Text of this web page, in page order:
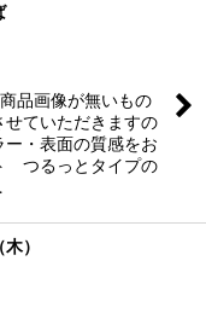
品画像が無いもの
せていただきますの
・表面の質感をお
つるっとタイプの
）